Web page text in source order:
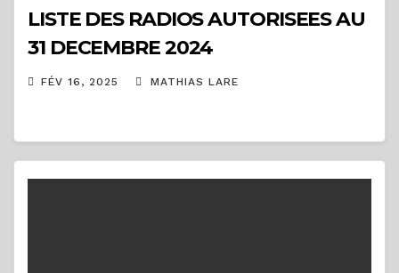
LISTE DES RADIOS AUTORISEES AU
31 DECEMBRE 2024
FÉV 16, 2025 MATHIAS LARE